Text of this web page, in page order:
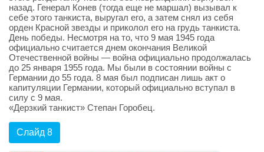
назад. Генерал Конев (тогда еще не маршал) вызывал к
себе этого танкиста, выругал его, а затем снял из себя
орден Красной звезды и приколол его на грудь танкиста.
День победы. Несмотря на то, что 9 мая 1945 года
официально считается днем окончания Великой
Отечественной войны — война официально продолжалась
до 25 января 1955 года. Мы были в состоянии войны с
Германии до 55 года. 8 мая был подписан лишь акт о
капитуляции Германии, который официально вступал в
силу с 9 мая.
«Дерзкий танкист» Степан Горобец.
Слайд 8